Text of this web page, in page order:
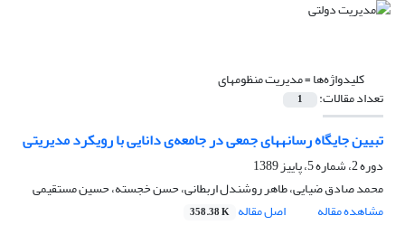
کلیدواژه‌ها =مدیریت منظومه‎ای
تعداد مقالات: 1
تبیین جایگاه رسانه‎های جمعی در جامعه‌ی دانایی با رویکرد مدیریتی
دوره 2، شماره 5، پاییز 1389
محمد صادق ضیایی، طاهر روشندل اربطانی، حسن خجسته، حسین مستقیمی
مشاهده مقاله
اصل مقاله 358.38 K